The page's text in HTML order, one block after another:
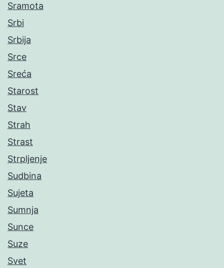
Sramota
Srbi
Srbija
Srce
Sreća
Starost
Stav
Strah
Strast
Strpljenje
Sudbina
Sujeta
Sumnja
Sunce
Suze
Svet